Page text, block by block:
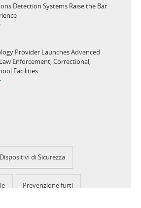
Detection Systems Raise the Bar
Provider Launches Advanced
Enforcement, Correctional,
Facilities
Dispositivi di Sicurezza
Prevenzione furti